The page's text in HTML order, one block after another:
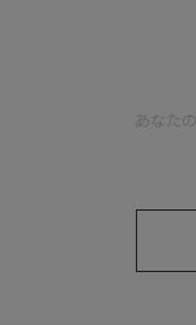
あなた